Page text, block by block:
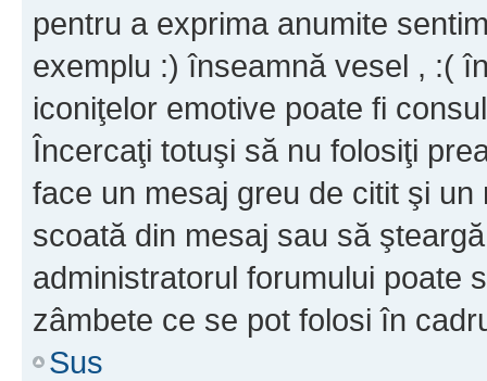
pentru a exprima anumite
exemplu :) înseamnă vesel , :(
iconiţelor emotive poate fi
Încercaţi totuşi să nu folosiţi
face un mesaj greu de citit şi
scoată din mesaj sau să
administratorul forumului poate
zâmbete ce se pot folosi în
Sus